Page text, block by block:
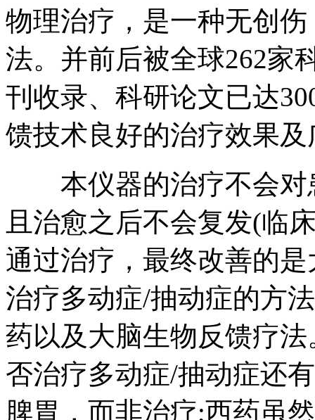
物理治疗，是一种无创
法。并前后被全球262家
刊收录、科研论文已达
馈技术良好的治疗效果
本仪器的治疗不会对
且治愈之后不会复发(临
通过治疗，最终改善的
治疗多动症/抽动症的方
药以及大脑生物反馈疗
否治疗多动症/抽动症还
脾胃，而非治疗;西药虽